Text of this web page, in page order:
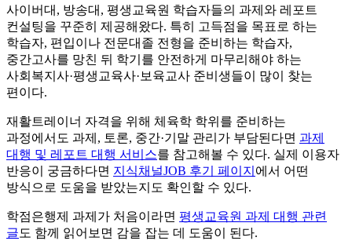
사이버대, 방송대, 평생교육원 학습자들의 과제와 레포트
컨설팅을 꾸준히 제공해왔다. 특히 고득점을 목표로 하는
학습자, 편입이나 전문대졸 전형을 준비하는 학습자,
중간고사를 망친 뒤 학기를 안전하게 마무리해야 하는
사회복지사·평생교육사·보육교사 준비생들이 많이 찾는
편이다.
재활트레이너 자격을 위해 체육학 학위를 준비하는
과정에서도 과제, 토론, 중간·기말 관리가 부담된다면 과제
대행 및 레포트 대행 서비스를 참고해볼 수 있다. 실제 이용자
반응이 궁금하다면 지식채널JOB 후기 페이지 에서 어떤
방식으로 도움을 받았는지도 확인할 수 있다.
학점은행제 과제가 처음이라면 평생교육원 과제 대행 관련
글도 함께 읽어보면 감을 잡는 데 도움이 된다.